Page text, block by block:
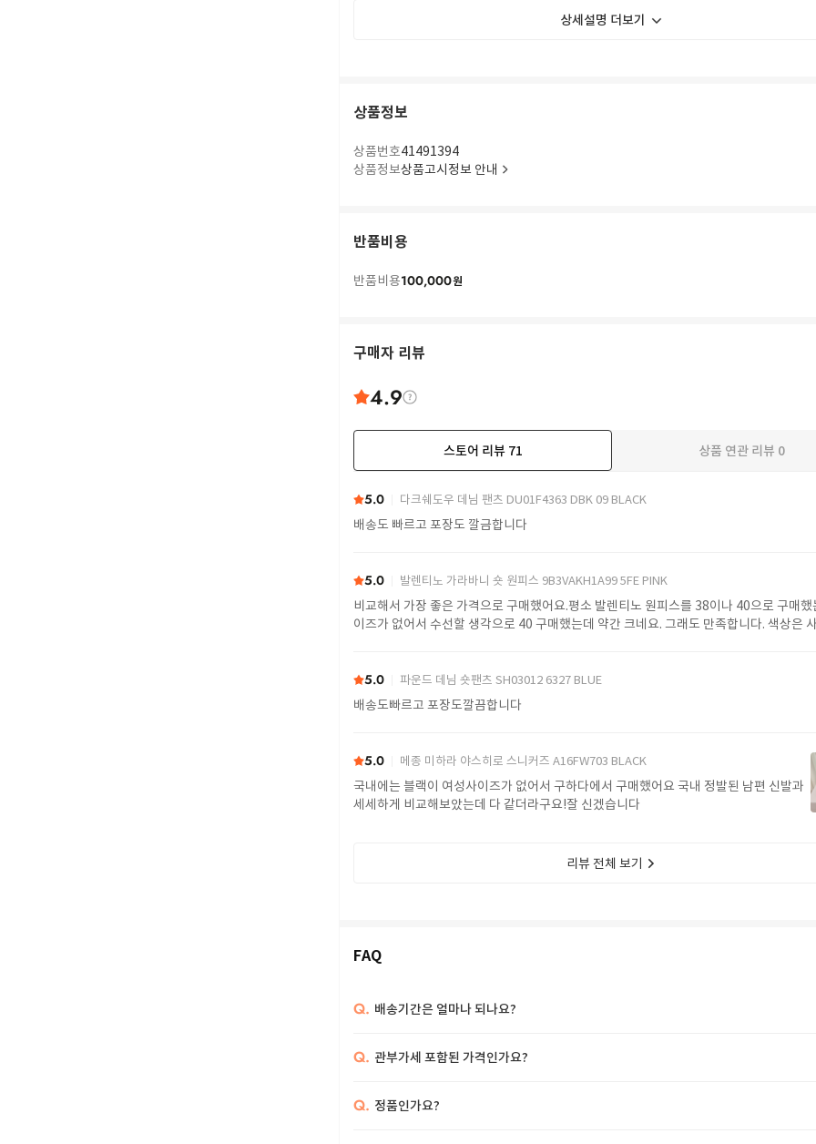
상세설명 더보기
상품정보
상품번호41491394
상품정보상품고시정보 안내
반품비용
반품비용100,000원
구매자 리뷰
4.9
스토어 리뷰 71 상품 연관 리뷰 0
5.0 다크쉐도우 데님 팬츠 DU01F4363 DBK 09 BLACK
배송도 빠르고 포장도 깔금합니다
5.0 발렌티노 가라바니 숏 원피스 9B3VAKH1A99 5FE PINK
비교해서 가장 좋은 가격으로 구매했어요.평소 발렌티노 원피스를 38이나 40으로 구매
이즈가 없어서 수선할 생각으로 40 구매했는데 약간 크네요. 그래도 만족합니다. 색상은
5.0 파운드 데님 숏팬츠 SH03012 6327 BLUE
배송도빠르고 포장도깔끔합니다
5.0 메종 미하라 야스히로 스니커즈 A16FW703 BLACK
국내에는 블랙이 여성사이즈가 없어서 구하다에서 구매했어요 국내 정발된 남편 신발과
세세하게 비교해보았는데 다 같더라구요!잘 신겠습니다
리뷰 전체 보기
FAQ
Q. 배송기간은 얼마나 되나요?
Q. 관부가세 포함된 가격인가요?
Q. 정품인가요?